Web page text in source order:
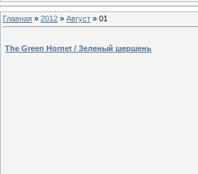
Главная » 2012 » Август » 01
The Green Hornet / Зеленый шершень